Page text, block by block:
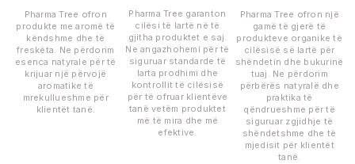
Pharma Tree ofron
produkte me aromë të
këndshme dhe të
freskëta. Ne përdorim
esenca natyrale për të
krijuar një përvojë
aromatike të
mrekullueshme për
klientët tanë.
Pharma Tree garanton
cilësi të lartë në të
gjitha produktet e saj.
Ne angazhohemi për të
siguruar standarde të
larta prodhimi dhe
kontrollit të cilësisë
për të ofruar klientëve
tanë vetëm produktet
më të mira dhe më
efektive.
Pharma Tree ofron një
gamë të gjerë të
produkteve organike të
cilësisë së lartë për
shëndetin dhe bukurinë
tuaj. Ne përdorim
përbërës natyralë dhe
praktika të
qëndrueshme për të
siguruar zgjidhje të
shëndetshme dhe të
mjedisit për klientët
tanë.